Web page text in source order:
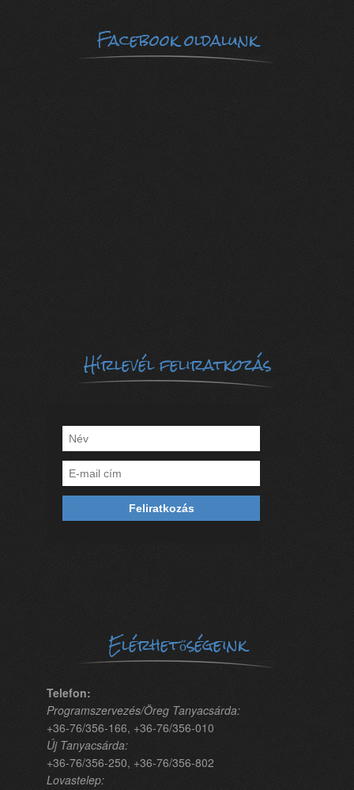
Facebook oldalunk
Hírlevél feliratkozás
Elérhetőségeink
Telefon:
Programszervezés/Öreg Tanyacsárda:
+36-76/356-166, +36-76/356-010
Új Tanyacsárda:
+36-76/356-250, +36-76/356-802
Lovastelep: